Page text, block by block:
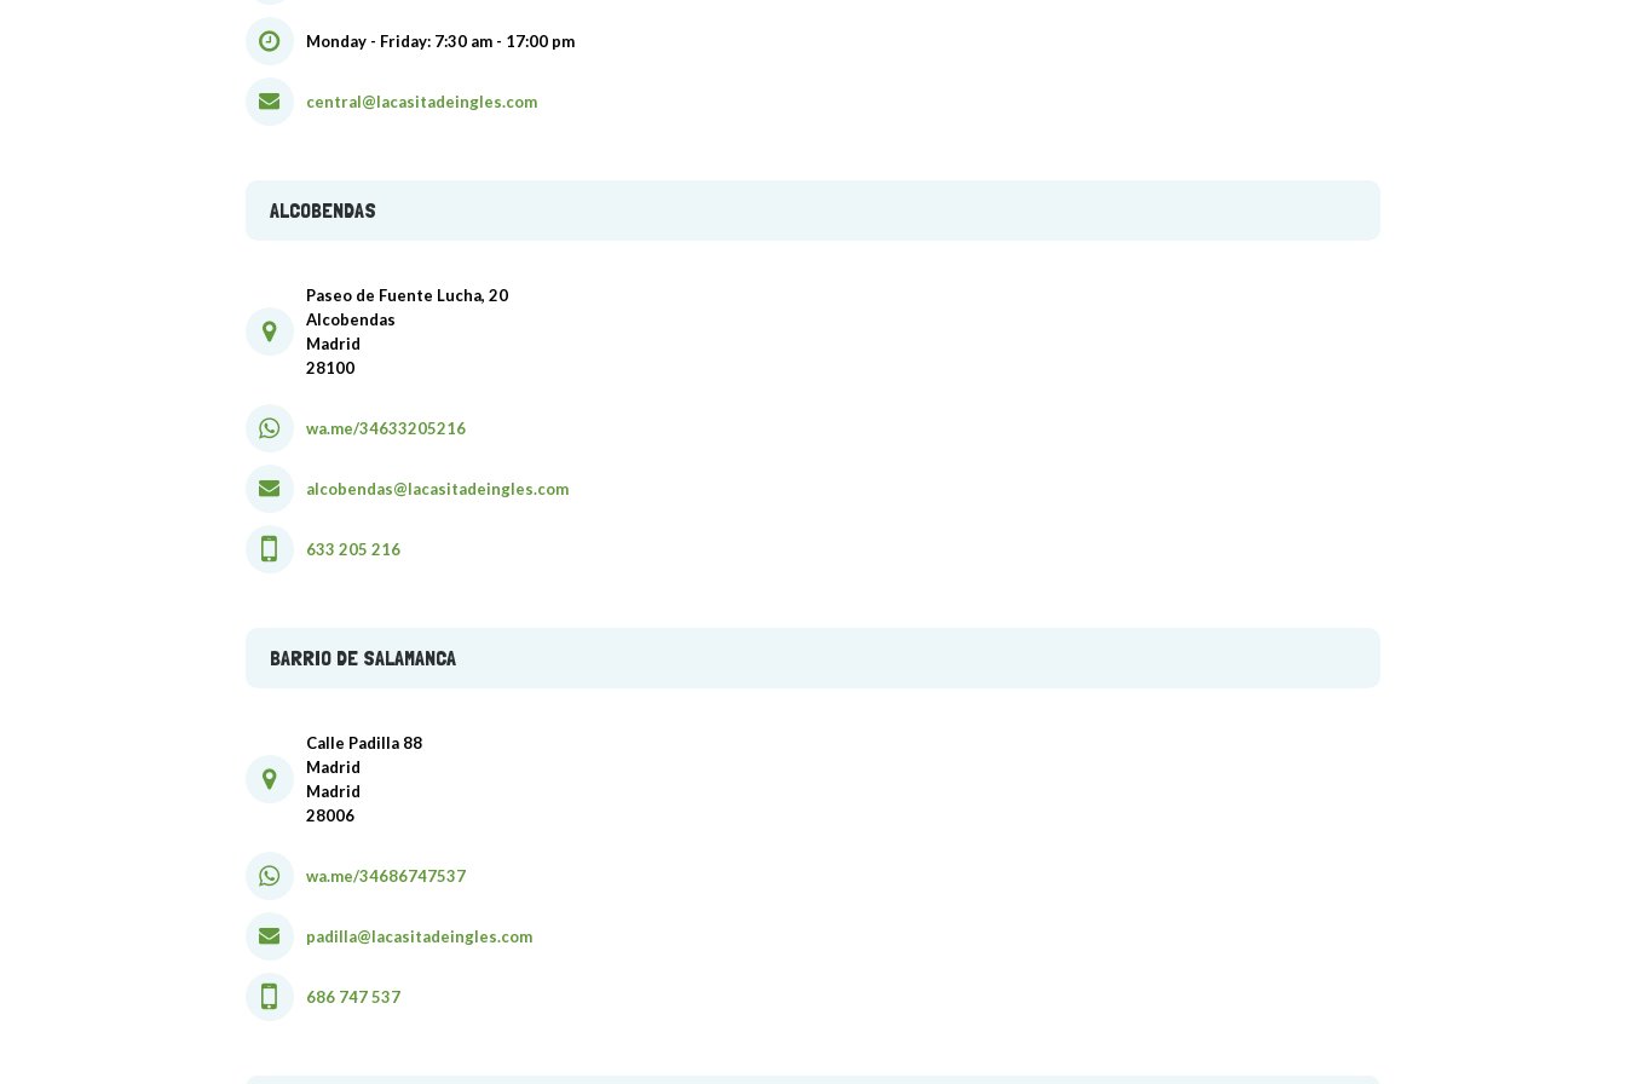
Monday - Friday: 7:30 am - 17:00 pm
central@lacasitadeingles.com
ALCOBENDAS
Paseo de Fuente Lucha, 20
Alcobendas
Madrid
28100
wa.me/34633205216
alcobendas@lacasitadeingles.com
633 205 216
BARRIO DE SALAMANCA
Calle Padilla 88
Madrid
Madrid
28006
wa.me/34686747537
padilla@lacasitadeingles.com
686 747 537